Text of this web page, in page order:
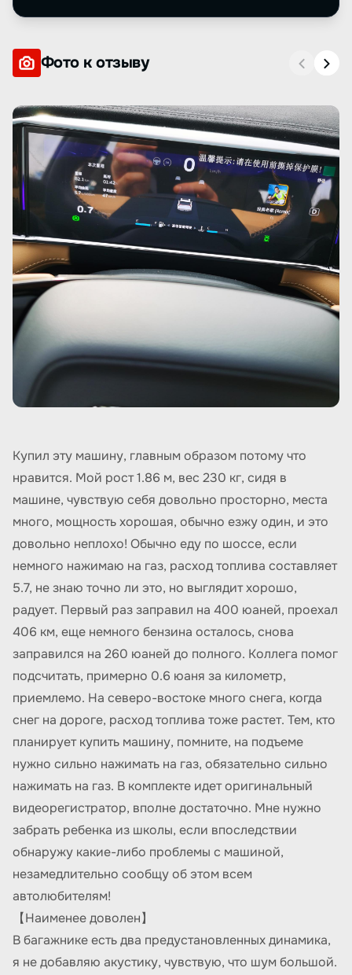
Фото к отзыву
Купил эту машину, главным образом потому что
нравится. Мой рост 1.86 м, вес 230 кг, сидя в
машине, чувствую себя довольно просторно, места
много, мощность хорошая, обычно езжу один, и это
довольно неплохо! Обычно еду по шоссе, если
немного нажимаю на газ, расход топлива составляет
5.7, не знаю точно ли это, но выглядит хорошо,
радует. Первый раз заправил на 400 юаней, проехал
406 км, еще немного бензина осталось, снова
заправился на 260 юаней до полного. Коллега помог
подсчитать, примерно 0.6 юаня за километр,
приемлемо. На северо-востоке много снега, когда
снег на дороге, расход топлива тоже растет. Тем, кто
планирует купить машину, помните, на подъеме
нужно сильно нажимать на газ, обязательно сильно
нажимать на газ. В комплекте идет оригинальный
видеорегистратор, вполне достаточно. Мне нужно
забрать ребенка из школы, если впоследствии
обнаружу какие-либо проблемы с машиной,
незамедлительно сообщу об этом всем
автолюбителям!
【Наименее доволен】
В багажнике есть два предустановленных динамика,
я не добавляю акустику, чувствую, что шум большой.